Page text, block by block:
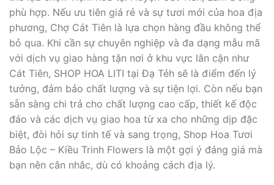
phù hợp. Nếu ưu tiên giá rẻ và sự tươi mới của hoa địa
phương, Chợ Cát Tiên là lựa chọn hàng đầu không thể
bỏ qua. Khi cần sự chuyên nghiệp và đa dạng mẫu mã
với dịch vụ giao hàng tận nơi ở khu vực lân cận như
Cát Tiên, SHOP HOA LITI tại Đạ Tẻh sẽ là điểm đến lý
tưởng, đảm bảo chất lượng và sự tiện lợi. Còn nếu bạn
sẵn sàng chi trả cho chất lượng cao cấp, thiết kế độc
đáo và các dịch vụ giao hoa từ xa cho những dịp đặc
biệt, đòi hỏi sự tinh tế và sang trọng, Shop Hoa Tươi
Bảo Lộc – Kiều Trinh Flowers là một gợi ý đáng giá mà
bạn nên cân nhắc, dù có khoảng cách địa lý.